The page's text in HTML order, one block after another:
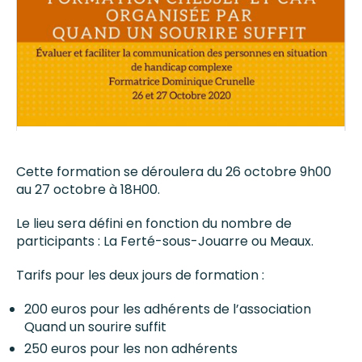
Cette formation se déroulera du 26 octobre 9h00
au 27 octobre à 18H00.
Le lieu sera défini en fonction du nombre de
participants : La Ferté-sous-Jouarre ou Meaux.
Tarifs pour les deux jours de formation :
200 euros pour les adhérents de l’association
Quand un sourire suffit
250 euros pour les non adhérents